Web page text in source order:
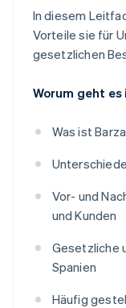
In diesem
Vorteile sie für
gesetzlichen
Worum geht
Was ist
Vor- und
und Kunden
Gesetzliche
Spanien
Häufig